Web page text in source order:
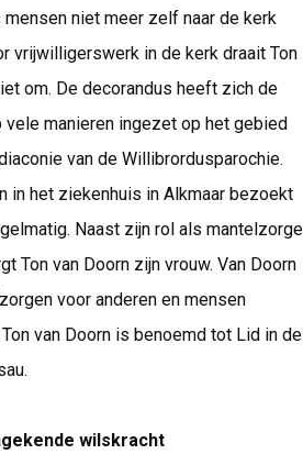
niet meer zelf naar de kerk
vrijwilligerswerk in de kerk draait Ton
om. De decorandus heeft zich de
vele manieren ingezet op het gebied
van de Willibrordusparochie.
in het ziekenhuis in Alkmaar bezoekt
Naast zijn rol als
Ton van Doorn zijn vrouw. Van Doorn
voor anderen en mensen
van Doorn is benoemd tot Lid in de
wilskracht